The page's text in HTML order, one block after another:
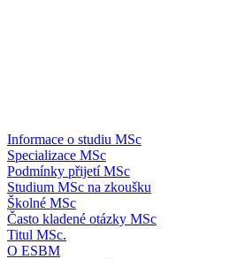
Informace o studiu MSc
Specializace MSc
Podmínky přijetí MSc
Studium MSc na zkoušku
Školné MSc
Často kladené otázky MSc
Titul MSc.
O ESBM